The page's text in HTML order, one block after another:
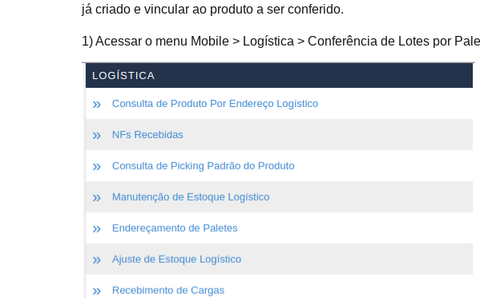
já criado e vincular ao produto a ser conferido.
1) Acessar o menu Mobile > Logística > Conferência de Lotes por